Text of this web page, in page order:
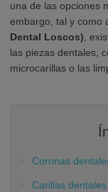
una de las opciones
embargo, tal y como
Dental Loscos) ,
las piezas dentales,
microcarillas o las
Coronas
Carillas dentales